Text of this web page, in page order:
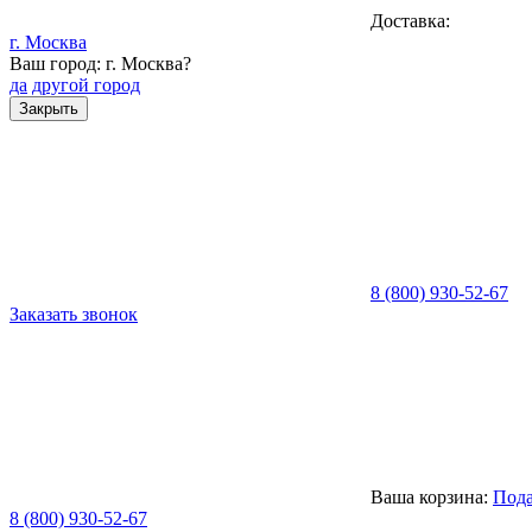
Доставка:
г. Москва
Ваш город: г. Москва?
да другой город
Закрыть
8 (800) 930-52-67
Заказать звонок
Ваша корзина:
8 (800) 930-52-67